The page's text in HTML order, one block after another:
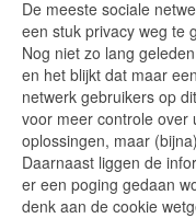
De meeste sociale
een stuk privacy weg te
Nog niet zo lang
en het blijkt dat maar
netwerk gebruikers op
voor meer controle over
oplossingen, maar
Daarnaast liggen de
er een poging gedaan
denk aan de cookie